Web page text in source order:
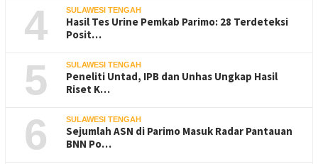
4 SULAWESI TENGAH
Hasil Tes Urine Pemkab Parimo: 28 Terdeteksi
Posit…
5 SULAWESI TENGAH
Peneliti Untad, IPB dan Unhas Ungkap Hasil
Riset K…
6 SULAWESI TENGAH
Sejumlah ASN di Parimo Masuk Radar Pantauan
BNN Po…